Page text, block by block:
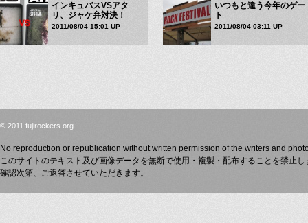
インキュバスVSアタ
リ、ジャケ弁対決！
2011/08/04 15:01 UP
いつもと違う今年のゲー
ト
2011/08/04 03:11 UP
© 2011 fujirockers.org.
No reproduction or republication without written permission of the writers and
このサイトのテキスト及び画像データを無断で使用・複製・配布することを禁止
確認次第、ご返答させていただきます。